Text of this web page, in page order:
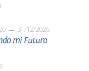
31/12/2026
mi Futuro